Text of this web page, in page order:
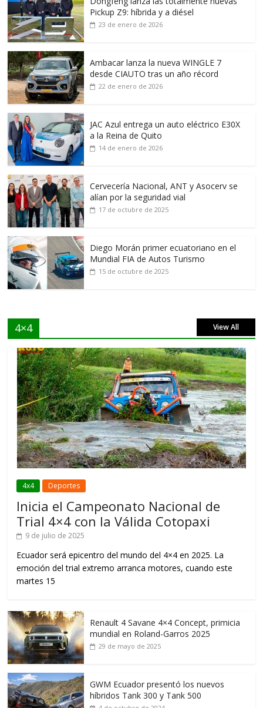
Pickup Z9: híbrida y a diésel
23 de enero de 2026
Ambacar lanza la nueva WINGLE 7
desde CIAUTO tras un año récord
22 de enero de 2026
JAC Azul entrega un auto eléctrico E30X
a la Reina de Quito
14 de enero de 2026
Cervecería Nacional, ANT y Asocerv se
alían por la seguridad vial
17 de octubre de 2025
Diego Morán primer ecuatoriano en el
Mundial FIA de Autos Turismo
15 de octubre de 2025
4×4 View All
4x4 Deportes
Inicia el Campeonato Nacional de
Trial 4×4 con la Válida Cotopaxi
9 de julio de 2025
Ecuador será epicentro del mundo del 4×4 en 2025. La
emoción del trial extremo arranca motores, cuando este
martes 15
Renault 4 Savane 4×4 Concept, primicia
mundial en Roland-Garros 2025
29 de mayo de 2025
GWM Ecuador presentó los nuevos
híbridos Tank 300 y Tank 500